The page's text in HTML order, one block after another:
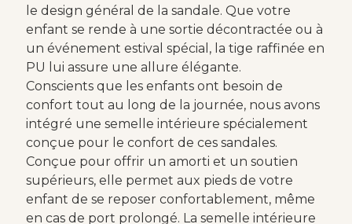
le design général de la sandale. Que votre
enfant se rende à une sortie décontractée ou à
un événement estival spécial, la tige raffinée en
PU lui assure une allure élégante.
Conscients que les enfants ont besoin de
confort tout au long de la journée, nous avons
intégré une semelle intérieure spécialement
conçue pour le confort de ces sandales.
Conçue pour offrir un amorti et un soutien
supérieurs, elle permet aux pieds de votre
enfant de se reposer confortablement, même
en cas de port prolongé. La semelle intérieure